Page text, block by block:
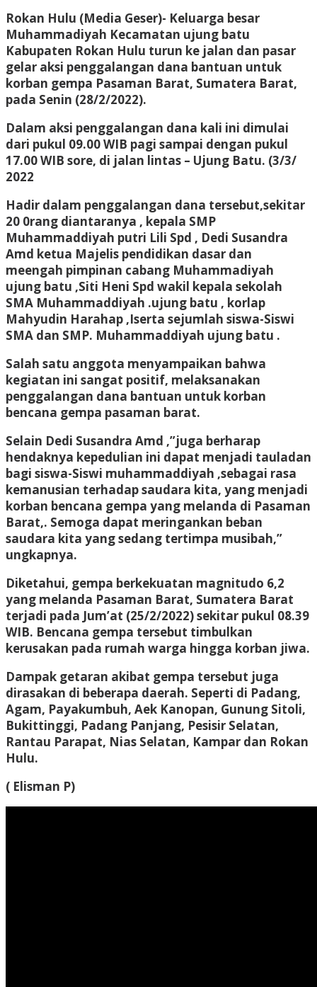
Rokan Hulu (Media Geser)- Keluarga besar
Muhammadiyah Kecamatan ujung batu
Kabupaten Rokan Hulu turun ke jalan dan pasar
gelar aksi penggalangan dana bantuan untuk
korban gempa Pasaman Barat, Sumatera Barat,
pada Senin (28/2/2022).
Dalam aksi penggalangan dana kali ini dimulai
dari pukul 09.00 WIB pagi sampai dengan pukul
17.00 WIB sore, di jalan lintas – Ujung Batu. (3/3/
2022
Hadir dalam penggalangan dana tersebut,sekitar
20 0rang diantaranya , kepala SMP
Muhammaddiyah putri Lili Spd , Dedi Susandra
Amd ketua Majelis pendidikan dasar dan
meengah pimpinan cabang Muhammadiyah
ujung batu ,Siti Heni Spd wakil kepala sekolah
SMA Muhammaddiyah .ujung batu , korlap
Mahyudin Harahap ,Iserta sejumlah siswa-Siswi
SMA dan SMP. Muhammaddiyah ujung batu .
Salah satu anggota menyampaikan bahwa
kegiatan ini sangat positif, melaksanakan
penggalangan dana bantuan untuk korban
bencana gempa pasaman barat.
Selain Dedi Susandra Amd ,”juga berharap
hendaknya kepedulian ini dapat menjadi tauladan
bagi siswa-Siswi muhammaddiyah ,sebagai rasa
kemanusian terhadap saudara kita, yang menjadi
korban bencana gempa yang melanda di Pasaman
Barat,. Semoga dapat meringankan beban
saudara kita yang sedang tertimpa musibah,”
ungkapnya.
Diketahui, gempa berkekuatan magnitudo 6,2
yang melanda Pasaman Barat, Sumatera Barat
terjadi pada Jum’at (25/2/2022) sekitar pukul 08.39
WIB. Bencana gempa tersebut timbulkan
kerusakan pada rumah warga hingga korban jiwa.
Dampak getaran akibat gempa tersebut juga
dirasakan di beberapa daerah. Seperti di Padang,
Agam, Payakumbuh, Aek Kanopan, Gunung Sitoli,
Bukittinggi, Padang Panjang, Pesisir Selatan,
Rantau Parapat, Nias Selatan, Kampar dan Rokan
Hulu.
( Elisman P)